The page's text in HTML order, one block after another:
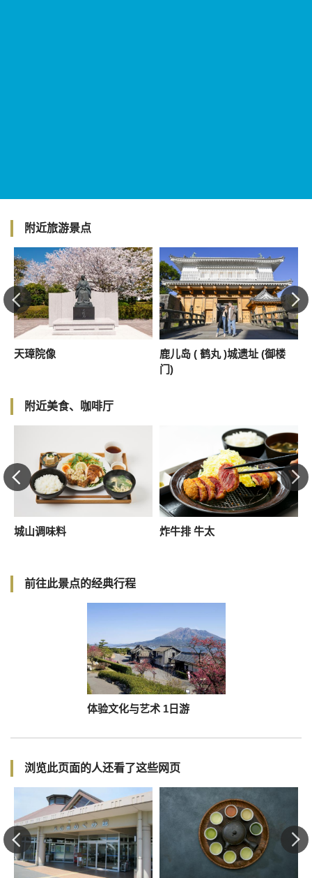
附近旅游景点
天璋院像
鹿儿岛 ( 鹤丸 )城遗址 (御楼
门)
附近美食、咖啡厅
城山调味料 炸牛排 牛太
前往此景点的经典行程
体验文化与艺术 1日游
浏览此页面的人还看了这些网页